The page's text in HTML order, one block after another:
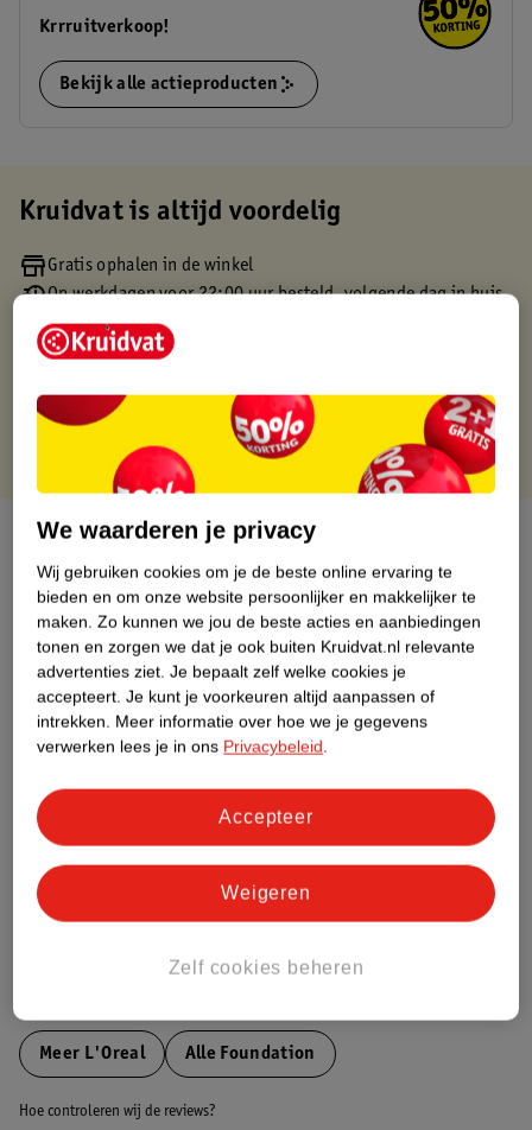
Krrruitverkoop!
Bekijk alle actieproducten
Kruidvat is altijd voordelig
Gratis ophalen in de winkel
Op werkdagen voor 22:00 uur besteld, volgende dag in huis
Gratis thuisbezorgd vanaf 50.00
Gratis retourneren binnen 30 dagen
Over dit product
Productinformatie
Etiketinformatie
Nature Impact Score
Impact Score.
Meer informatie
Bestel & Bezorginformatie
Meer L'Oreal Alle Foundation
Hoe controleren wij de reviews?
We waarderen je privacy
Wij gebruiken cookies om je de beste online ervaring te
bieden en om onze website persoonlijker en makkelijker te
maken. Zo kunnen we jou de beste acties en aanbiedingen
tonen en zorgen we dat je ook buiten Kruidvat.nl relevante
advertenties ziet. Je bepaalt zelf welke cookies je
accepteert. Je kunt je voorkeuren altijd aanpassen of
intrekken. Meer informatie over hoe we je gegevens
verwerken lees je in ons Privacybeleid.
Zelf cookies beheren
Weigeren
Accepteer